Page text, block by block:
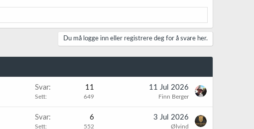
Du må logge inn eller registrere deg for å svare her.
Svar 11
Sett 649
11 Jul 2026
Finn Berger
Svar 6
Sett 552
3 Jul 2026
Ølvind